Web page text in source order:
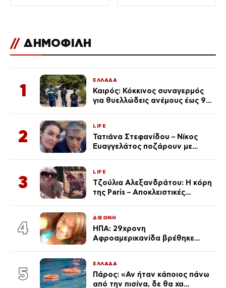
// ΔΗΜΟΦΙΛΗ
1
ΕΛΛΑΔΑ
Καιρός: Κόκκινος συναγερμός
για θυελλώδεις ανέμους έως 9
2
LIFE
Τατιάνα Στεφανίδου – Νίκος
Ευαγγελάτος ποζάρουν με
3
LIFE
Τζούλια Αλεξανδράτου: Η κόρη
της Paris – Αποκλειστικές
4
ΔΙΕΘΝΗ
ΗΠΑ: 29χρονη
Αφροαμερικανίδα βρέθηκε
5
ΕΛΛΑΔΑ
Πάρος: «Αν ήταν κάποιος πάνω
από την πισίνα, δε θα χα